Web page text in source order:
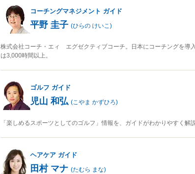
コーチングマネジメント ガイド
平野 圭子 (ひらの けいこ )
株式会社コーチ・エィ エグゼクティブコーチ。日本にコーチングを導
は3,000時間以上。
ゴルフ ガイド
児山 和弘 ( こやま かずひろ)
「楽しめるスポーツとしてのゴルフ」情報を、ガイドがわかりやすく解
ヘアケア ガイド
田村 マナ (たむら まな)